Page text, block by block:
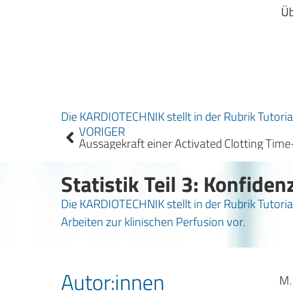
Die KARDIOTECHNIK stellt in der Rubrik
VORIGER
Aussagekraft einer Activated Clotting
Statistik Teil 3:
Die KARDIOTECHNIK stellt in der Rubrik
Arbeiten zur klinischen Perfusion vor.
Autor:innen M.